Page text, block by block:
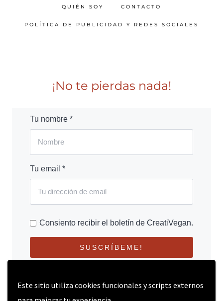
Este sitio utiliza cookies funcionales y scripts externos
QUIÉN SOY CONTACTO
POLÍTICA DE PUBLICIDAD Y REDES SOCIALES
¡No te pierdas nada!
Tu nombre *
Tu email *
Consiento recibir el boletín de CreatiVegan.
SUSCRÍBEME!